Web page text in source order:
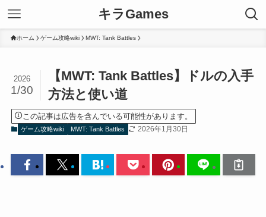
キラGames
ホーム ゲーム攻略wiki MWT: Tank Battles
【MWT: Tank Battles】ドルの入手
方法と使い道
2026
1/30
この記事は広告を含んでいる可能性があります。
ゲーム攻略wiki MWT: Tank Battles 2026年1月30日